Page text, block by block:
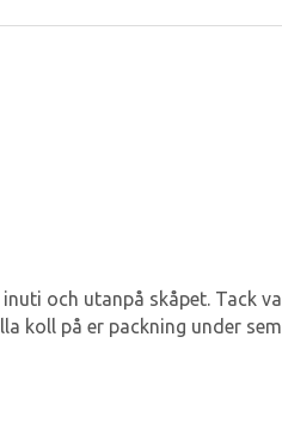
och utanpå skåpet. Tack
på er packning under